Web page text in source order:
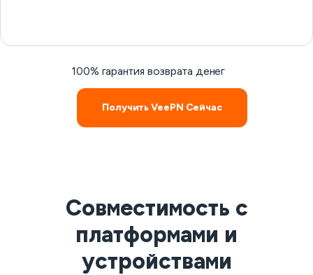
100% гарантия возврата денег
Получить VeePN Сейчас
Совместимость с
платформами и
устройствами